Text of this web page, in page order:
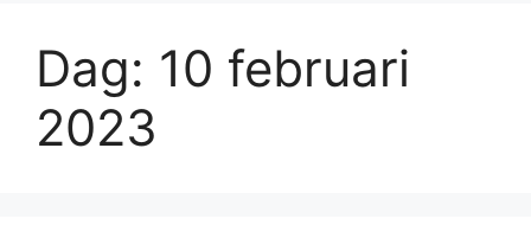
Dag: 10 februari
2023